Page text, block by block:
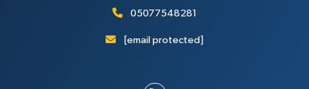
05077548281
[email protected]